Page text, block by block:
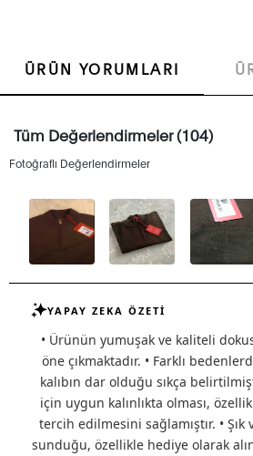
ÜRÜN YORUMLARI
Tüm Değerlendirmeler (104)
Fotoğraflı Değerlendirmeler
YAPAY ZEKA ÖZETİ
• Ürünün yumuşak ve kaliteli
öne çıkmaktadır. • Farklı
kalıbın dar olduğu sıkça
için uygun kalınlıkta olması,
tercih edilmesini sağlamıştır. •
sunduğu, özellikle hediye olarak